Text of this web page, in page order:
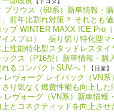
プリウス（60系）新車情報・
前年比割れ対策？ それとも値
ップ WINTER MAXX ICE Pro
イスプロ） 振り切り特化型マ
上性能特化型スタッドレスタイ
ックス（P16型）新車情報・
れるコンパクトSUVへ！
【日産】
レヴォーグ レイバック（VN
り気なく燃費性能も向上した
レヴォーグ（VN系）新車情
とコネクティッドを向上させ